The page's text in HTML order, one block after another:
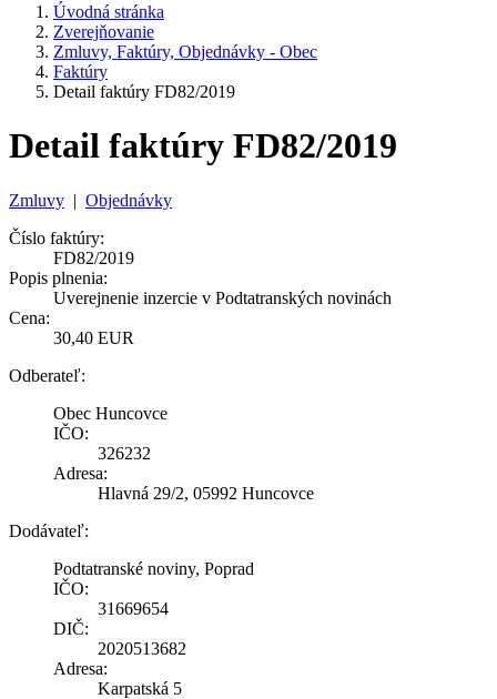
Úvodná stránka
Zverejňovanie
Zmluvy, Faktúry, Objednávky - Obec
Faktúry
Detail faktúry FD82/2019
Detail faktúry FD82/2019
Zmluvy | Objednávky
Číslo faktúry:
FD82/2019
Popis plnenia:
Uverejnenie inzercie v Podtatranských novinách
Cena:
30,40 EUR
Odberateľ:
Obec Huncovce
IČO:
326232
Adresa:
Hlavná 29/2, 05992 Huncovce
Dodávateľ:
Podtatranské noviny, Poprad
IČO:
31669654
DIČ:
2020513682
Adresa:
Karpatská 5